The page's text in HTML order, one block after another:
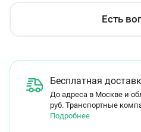
Есть
Бесплатная
До адреса в Москве и
руб. Транспортные
Подробнее